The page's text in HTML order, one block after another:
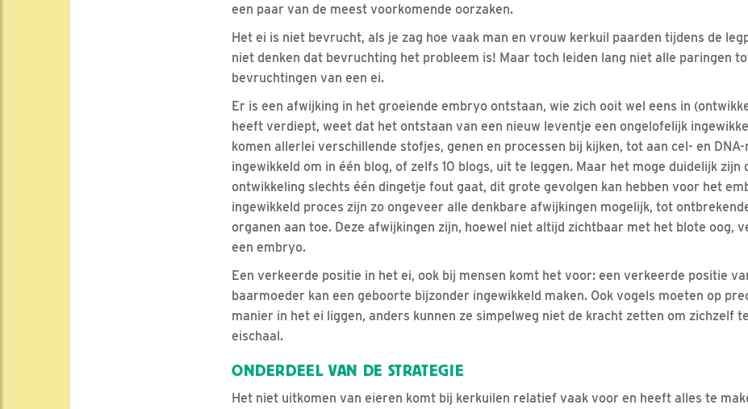
een paar van de meest voorkomende oorzaken.
Het ei is niet bevrucht, als je zag hoe vaak man en vrouw kerkuil paarden tijdens de
niet denken dat bevruchting het probleem is! Maar toch leiden lang niet alle paringen
bevruchtingen van een ei.
Er is een afwijking in het groeiende embryo ontstaan, wie zich ooit wel eens in
heeft verdiept, weet dat het ontstaan van een nieuw leventje een ongelofelijk
komen allerlei verschillende stofjes, genen en processen bij kijken, tot aan cel- en DNA-
ingewikkeld om in één blog, of zelfs 10 blogs, uit te leggen. Maar het moge duidelijk zijn
ontwikkeling slechts één dingetje fout gaat, dit grote gevolgen kan hebben voor het
ingewikkeld proces zijn zo ongeveer alle denkbare afwijkingen mogelijk, tot
organen aan toe. Deze afwijkingen zijn, hoewel niet altijd zichtbaar met het blote oog,
een embryo.
Een verkeerde positie in het ei, ook bij mensen komt het voor: een verkeerde positie
baarmoeder kan een geboorte bijzonder ingewikkeld maken. Ook vogels moeten op
manier in het ei liggen, anders kunnen ze simpelweg niet de kracht zetten om zichzelf
eischaal.
ONDERDEEL VAN DE STRATEGIE
Het niet uitkomen van eieren komt bij kerkuilen relatief vaak voor en heeft alles te